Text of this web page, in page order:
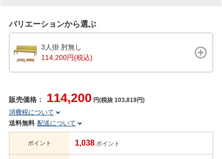
バリエーションから選ぶ
3人掛 肘無し
114,200円(税込)
販売価格： 114,200 円(税抜 103,819円)
消費税について
送料無料 配送について
ポイント 1,038 ポイント